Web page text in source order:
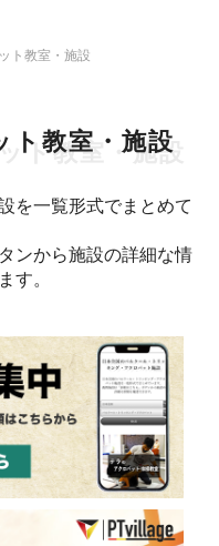
ト教室・施設
ト教室・施設
を一覧形式でまとめて
ンから施設の詳細な情
す。